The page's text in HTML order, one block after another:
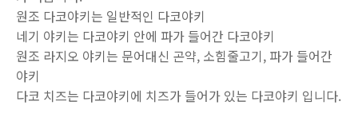
원조 다코야키는 일반적인 다코야키
네기 야키는 다코야키 안에 파가 들어간 다코야키
원조 라지오 야키는 문어대신 곤약, 소힘줄고기, 파가 들어간
야키
다코 치즈는 다코야키에 치즈가 들어가 있는 다코야키 입니다.